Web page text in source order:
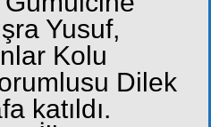
Yusuf,
Kolu
Dilek
katıldı.